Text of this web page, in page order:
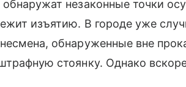
незаконные точки
изъятию. В городе уже
обнаруженные вне
стоянку. Однако